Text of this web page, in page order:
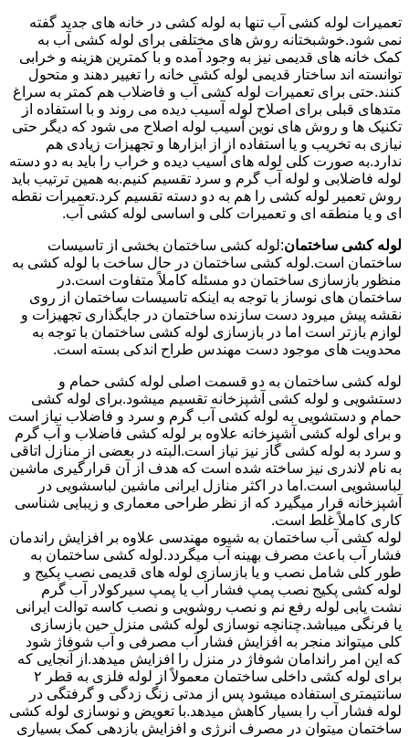
تعمیرات لوله کشی آب تنها به لوله کشی در خانه های جدید گفته
نمی شود.خوشبختانه روش های مختلفی برای لوله کشی آب به
کمک خانه های قدیمی نیز به وجود آمده و با کمترین هزینه و خرابی
توانسته اند ساختار قدیمی لوله کشی خانه را تغییر دهند و متحول
کنند.حتی برای تعمیرات لوله کشی آب و فاضلاب هم کمتر به سراغ
متدهای قبلی برای اصلاح لوله آسیب دیده می روند و با استفاده از
تکنیک ها و روش های نوین آسیب لوله اصلاح می شود که دیگر حتی
نیازی به تخریب و یا استفاده از از ابزارها و تجهیزات زیادی هم
ندارد.به صورت کلی لوله های آسیب دیده و خراب را باید به دو دسته
لوله فاضلابی و لوله آب گرم و سرد تقسیم کنیم.به همین ترتیب باید
روش تعمیر لوله کشی را هم به دو دسته تقسیم کرد.تعمیرات نقطه
ای و یا منطقه ای و تعمیرات کلی و اساسی لوله کشی آب.
لوله کشی ساختمان:لوله کشی ساختمان بخشی از تاسیسات
ساختمان است.لوله کشی ساختمان در حال ساخت با لوله کشی به
منظور بازسازی ساختمان دو مسئله کاملاً متفاوت است.در
ساختمان های نوساز با توجه به اینکه تاسیسات ساختمان از روی
نقشه پیش میرود دست سازنده ساختمان در جایگذاری تجهیزات و
لوازم بازتر است اما در بازسازی لوله کشی ساختمان با توجه به
محدویت های موجود دست مهندس طراح اندکی بسته است.
لوله کشی ساختمان به دو قسمت اصلی لوله کشی حمام و
دستشویی و لوله کشی آشپزخانه تقسیم میشود.برای لوله کشی
حمام و دستشویی به لوله کشی آب گرم و سرد و فاضلاب نیاز است
و برای لوله کشی آشپزخانه علاوه بر لوله کشی فاضلاب و آب گرم
و سرد به لوله کشی گاز نیز نیاز است.البته در بعضی از منازل اتاقی
به نام لاندری نیز ساخته شده است که هدف از آن قرارگیری ماشین
لباسشویی است.اما در اکثر منازل ایرانی ماشین لباسشویی در
آشپزخانه قرار میگیرد که از نظر طراحی معماری و زیبایی شناسی
کاری کاملاً غلط است.
لوله کشی آب ساختمان به شیوه مهندسی علاوه بر افزایش راندمان
فشار آب باعث مصرف بهینه آب میگردد.لوله کشی ساختمان به
طور کلی شامل نصب و یا بازسازی لوله های قدیمی نصب پکیج و
لوله کشی پکیج نصب پمپ فشار آب یا پمپ سیرکولار آب گرم
نشت یابی لوله رفع نم و نصب روشویی و نصب کاسه توالت ایرانی
یا فرنگی میباشد.چنانچه نوسازی لوله کشی منزل حین بازسازی
کلی میتواند منجر به افزایش فشار آب مصرفی و آب شوفاژ شود
که این امر راندامان شوفاژ در منزل را افزایش میدهد.از آنجایی که
برای لوله کشی داخلی ساختمان معمولاً از لوله فلزی به قطر ۲
سانتیمتری استفاده میشود پس از مدتی زنگ زدگی و گرفتگی در
لوله فشار آب را بسیار کاهش میدهد.با تعویض و نوسازی لوله کشی
ساختمان میتوان در مصرف انرژی و افزایش بازدهی کمک بسیاری